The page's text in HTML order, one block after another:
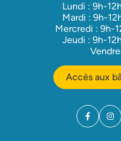
Lundi : 9h-
Mardi : 9h-
Mercredi : 9h-
Jeudi : 9h-
Accès aux